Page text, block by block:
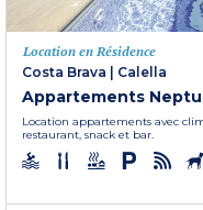
Location en Résidence
Costa Brava
Calella
Appartements
Location appartements avec
restaurant, snack et bar.